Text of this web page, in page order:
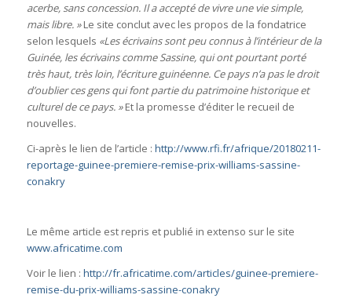
acerbe, sans concession. Il a accepté de vivre une vie simple,
mais libre. »Le site conclut avec les propos de la fondatrice
selon lesquels «Les écrivains sont peu connus à l’intérieur de la
Guinée, les écrivains comme Sassine, qui ont pourtant porté
très haut, très loin, l’écriture guinéenne. Ce pays n’a pas le droit
d’oublier ces gens qui font partie du patrimoine historique et
culturel de ce pays. »Et la promesse d’éditer le recueil de
nouvelles.
Ci-après le lien de l’article : http://www.rfi.fr/afrique/20180211-
reportage-guinee-premiere-remise-prix-williams-sassine-
conakry
Le même article est repris et publié in extenso sur le site
www.africatime.com
Voir le lien : http://fr.africatime.com/articles/guinee-premiere-
remise-du-prix-williams-sassine-conakry